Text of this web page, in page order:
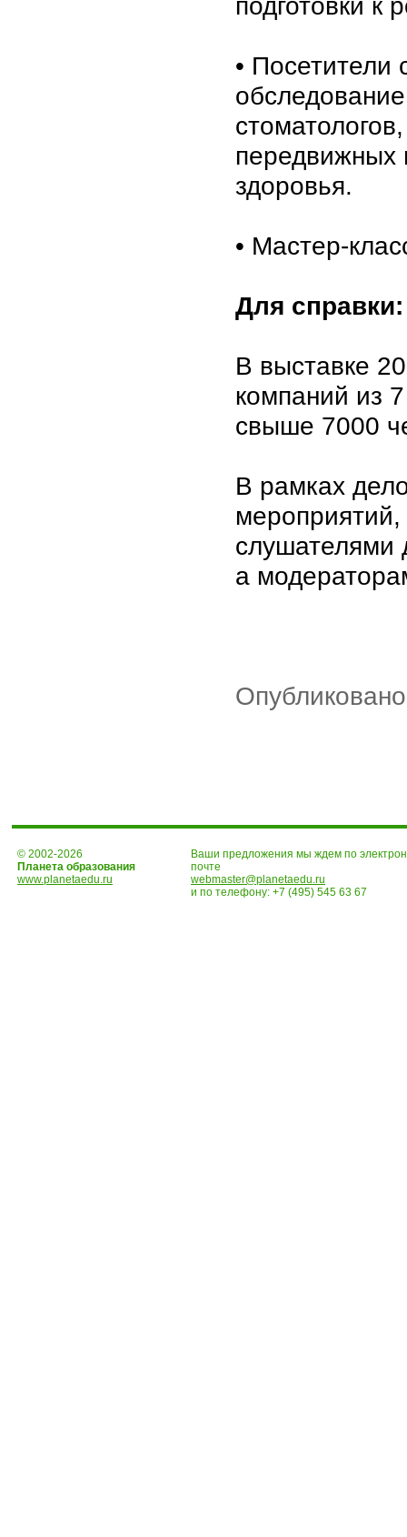
• Посетители
передвижных
здоровья.
• Мастер-
Для справки:
В выставке
компаний из
свыше 7000
В рамках
слушателями
а
© 2002-2026
Планета образования
www.planetaedu.ru
Ваши предложения мы ждем по
почте
webmaster@planetaedu.ru
и по телефону: +7 (495) 545 63 67